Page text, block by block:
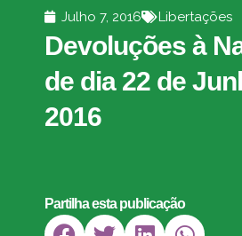
Julho 7, 2016 Libertações
Devoluções à
de dia 22 de
2016
Partilha esta publicação